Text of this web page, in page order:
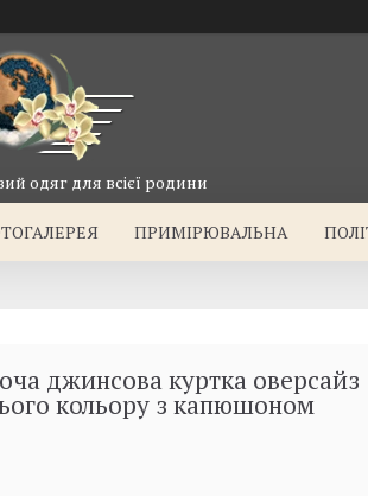
одяг для всієї родини
ПРИМІРЮВАЛЬНА
джинсова куртка оверсайз
кольору з капюшоном